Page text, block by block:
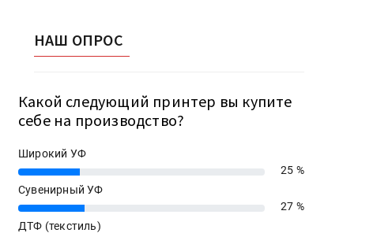
НАШ ОПРОС
Какой следующий принтер вы купите
себе на производство?
Широкий УФ
25%
25 %
Сувенирный УФ
27%
27 %
ДТФ (текстиль)